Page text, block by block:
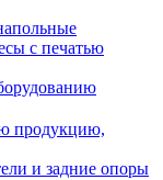
с печатью
продукцию,
и задние опоры